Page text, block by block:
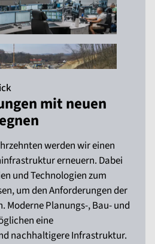
mit neuen
werden wir einen
erneuern. Dabei
und Technologien zum
um den Anforderungen der
Moderne Planungs-, Bau- und
eine
nachhaltigere Infrastruktur.